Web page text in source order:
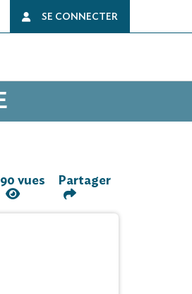
SE CONNECTER
90 vues Partager